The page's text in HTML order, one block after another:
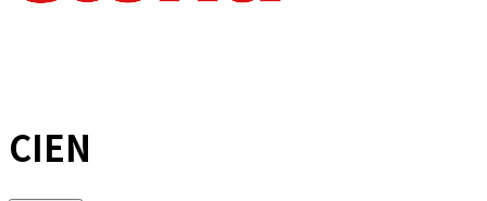
CIEN